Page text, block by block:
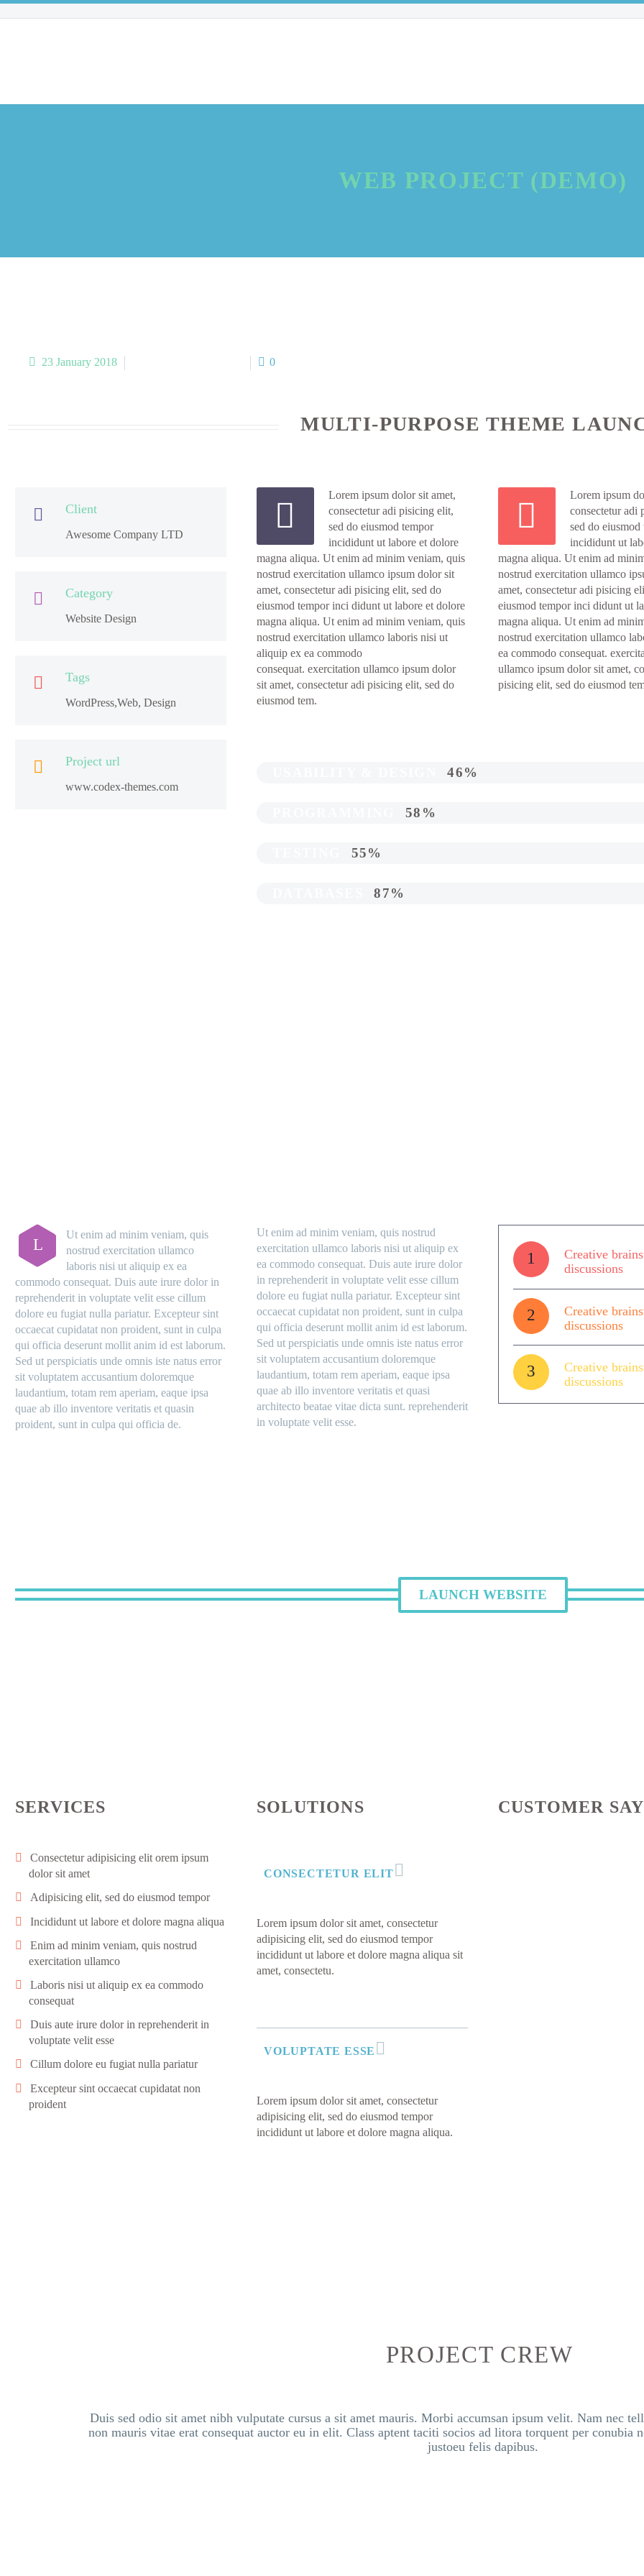
WEB PROJECT (DEMO)
23 January 2018 0
MULTI-PURPOSE THEME
 Client
Awesome Company LTD
 Category
Website Design
 Tags
WordPress,Web, Design
 Project url
www.codex-themes.com


Lorem ipsum dolor sit amet,
consectetur adi pisicing elit,
sed do eiusmod tempor
incididunt ut labore et dolore
magna aliqua. Ut enim ad minim veniam, quis
nostrud exercitation ullamco ipsum dolor sit
amet, consectetur adi pisicing elit, sed do
eiusmod tempor inci didunt ut labore et dolore
magna aliqua. Ut enim ad minim veniam, quis
nostrud exercitation ullamco laboris nisi ut
aliquip ex ea commodo
consequat. exercitation ullamco ipsum dolor
sit amet, consectetur adi pisicing elit, sed do
eiusmod tem.


Lorem ipsum
consectetur adi
sed do eiusmod
incididunt ut
magna aliqua. Ut enim ad
nostrud exercitation ullamco
amet, consectetur adi pisicing
eiusmod tempor inci didunt ut
magna aliqua. Ut enim ad
nostrud exercitation ullamco
ea commodo consequat.
ullamco ipsum dolor sit amet,
pisicing elit, sed do eiusmod
46%
58%
55%
87%
L
Ut enim ad minim veniam, quis
nostrud exercitation ullamco
laboris nisi ut aliquip ex ea
commodo consequat. Duis aute irure dolor in
reprehenderit in voluptate velit esse cillum
dolore eu fugiat nulla pariatur. Excepteur sint
occaecat cupidatat non proident, sunt in culpa
qui officia deserunt mollit anim id est laborum.
Sed ut perspiciatis unde omnis iste natus error
sit voluptatem accusantium doloremque
laudantium, totam rem aperiam, eaque ipsa
quae ab illo inventore veritatis et quasin
proident, sunt in culpa qui officia de.
Ut enim ad minim veniam, quis nostrud
exercitation ullamco laboris nisi ut aliquip ex
ea commodo consequat. Duis aute irure dolor
in reprehenderit in voluptate velit esse cillum
dolore eu fugiat nulla pariatur. Excepteur sint
occaecat cupidatat non proident, sunt in culpa
qui officia deserunt mollit anim id est laborum.
Sed ut perspiciatis unde omnis iste natus error
sit voluptatem accusantium doloremque
laudantium, totam rem aperiam, eaque ipsa
quae ab illo inventore veritatis et quasi
architecto beatae vitae dicta sunt. reprehenderit
in voluptate velit esse.
1
Creative
discussions
2
Creative
discussions
3
Creative
discussions
LAUNCH WEBSITE
SERVICES
Consectetur adipisicing elit orem ipsum
dolor sit amet
Adipisicing elit, sed do eiusmod tempor
Incididunt ut labore et dolore magna aliqua
Enim ad minim veniam, quis nostrud
exercitation ullamco
Laboris nisi ut aliquip ex ea commodo
consequat
Duis aute irure dolor in reprehenderit in
voluptate velit esse
Cillum dolore eu fugiat nulla pariatur
Excepteur sint occaecat cupidatat non
proident
SOLUTIONS
CONSECTETUR ELIT
Lorem ipsum dolor sit amet, consectetur
adipisicing elit, sed do eiusmod tempor
incididunt ut labore et dolore magna aliqua sit
amet, consectetu.
VOLUPTATE ESSE
Lorem ipsum dolor sit amet, consectetur
adipisicing elit, sed do eiusmod tempor
incididunt ut labore et dolore magna aliqua.
CUSTOMER
PROJECT CREW
Duis sed odio sit amet nibh vulputate cursus a sit amet mauris. Morbi accumsan ipsum velit. Nam nec
non mauris vitae erat consequat auctor eu in elit. Class aptent taciti socios ad litora torquent per conubia
justoeu felis dapibus.